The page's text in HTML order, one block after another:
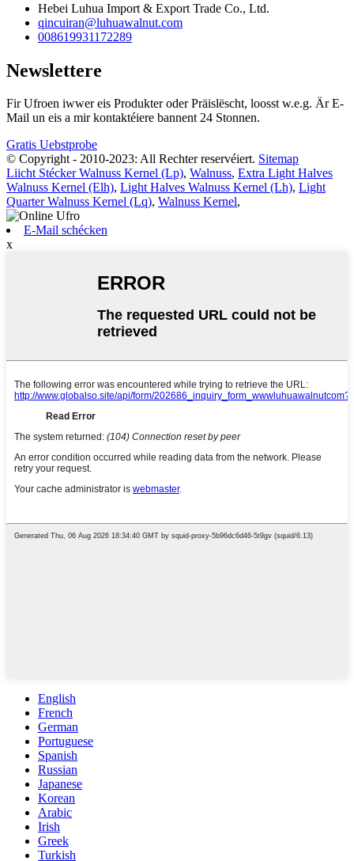
Hebei Luhua Import & Export Trade Co., Ltd.
qincuiran@luhuawalnut.com
008619931172289
Newslettere
Fir Ufroen iwwer eis Produkter oder Präislëscht, loosst w.e.g. Är E-
Mail un eis a mir kontaktéiere bannent 24 Stonnen.
Gratis Uebstprobe
© Copyright - 2010-2023: All Rechter reservéiert. Sitemap
Liicht Stécker Walnuss Kernel (Lp), Walnuss, Extra Light Halves
Walnuss Kernel (Elh), Light Halves Walnuss Kernel (Lh), Light
Quarter Walnuss Kernel (Lq), Walnuss Kernel,
E-Mail schécken
x
English
French
German
Portuguese
Spanish
Russian
Japanese
Korean
Arabic
Irish
Greek
Turkish